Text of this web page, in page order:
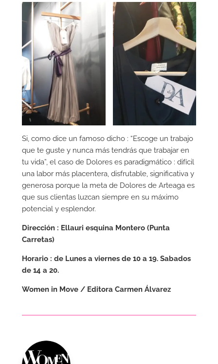
Si, como dice un famoso dicho : “Escoge un trabajo
que te guste y nunca más tendrás que trabajar en
tu vida”, el caso de Dolores es paradigmático : difícil
una labor más placentera, disfrutable, significativa y
generosa porque la meta de Dolores de Arteaga es
que sus clientas luzcan siempre en su máximo
potencial y esplendor.
Dirección : Ellauri esquina Montero (Punta
Carretas)
Horario : de Lunes a viernes de 10 a 19. Sabados
de 14 a 20.
Women in Move / Editora Carmen Álvarez